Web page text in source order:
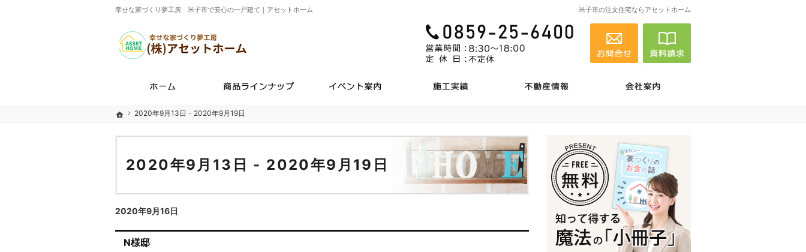
ホーム
2020年9月13日 - 2020年9月19日
2020年9月13日 - 2020年9月19日
米子市の注文住宅ならアセットホーム
幸せな家づくり夢工房 米子市で安心の一戸建て｜アセットホーム
2020年9月16日
N様邸
0859-25-6400
営業時間
8:30～18:00
定休日
不定休 お問合せ
ホーム
2020年9月13日 - 2020年9月19日